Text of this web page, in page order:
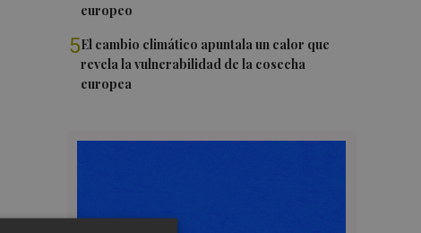
europeo
5El cambio climático apuntala un calor que
revela la vulnerabilidad de la cosecha
europea